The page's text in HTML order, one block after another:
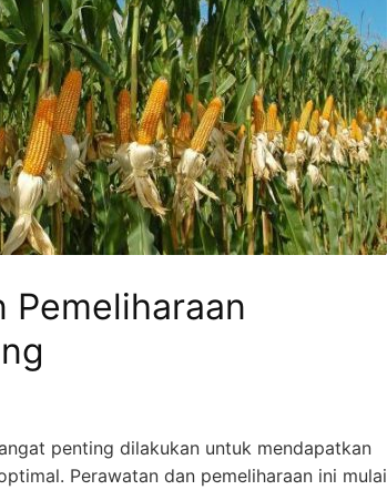
Pemeliharaan
penting dilakukan untuk mendapatkan
Perawatan dan pemeliharaan ini mulai